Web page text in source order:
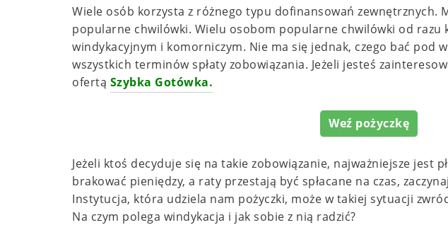
Wiele osób korzysta z różnego typu dofinansowań zewnętrznych.
popularne chwilówki. Wielu osobom popularne chwilówki od razu
windykacyjnym i komorniczym. Nie ma się jednak, czego bać pod
wszystkich terminów spłaty zobowiązania. Jeżeli jesteś
ofertą Szybka Gotówka.
Weź pożyczkę
Jeżeli ktoś decyduje się na takie zobowiązanie, najważniejsze jest
brakować pieniędzy, a raty przestają być spłacane na czas,
Instytucja, która udziela nam pożyczki, może w takiej sytuacji
Na czym polega windykacja i jak sobie z nią radzić?